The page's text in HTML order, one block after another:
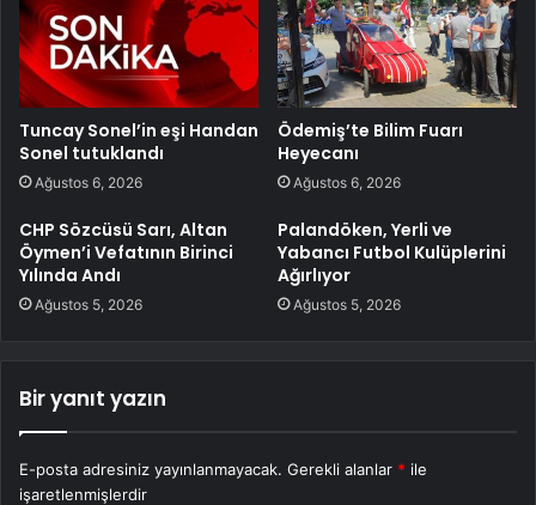
Tuncay Sonel’in eşi Handan
Sonel tutuklandı
Ağustos 6, 2026
Ödemiş’te Bilim Fuarı
Heyecanı
Ağustos 6, 2026
CHP Sözcüsü Sarı, Altan
Öymen’i Vefatının Birinci
Yılında Andı
Ağustos 5, 2026
Palandöken, Yerli ve
Yabancı Futbol Kulüplerini
Ağırlıyor
Ağustos 5, 2026
Bir yanıt yazın
E-posta adresiniz yayınlanmayacak. Gerekli alanlar * ile
işaretlenmişlerdir